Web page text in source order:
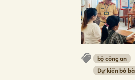
bộ công an
Dự kiến bỏ